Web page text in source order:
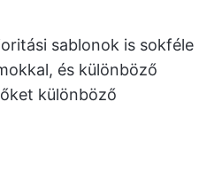
sablonok is sokféle
és különböző
különböző